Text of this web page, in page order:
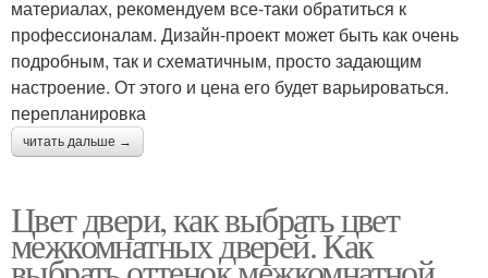
материалах, рекомендуем все-таки обратиться к
профессионалам. Дизайн-проект может быть как очень
подробным, так и схематичным, просто задающим
настроение. От этого и цена его будет варьироваться.
перепланировка
читать дальше →
Цвет двери, как выбрать цвет
межкомнатных дверей. Как